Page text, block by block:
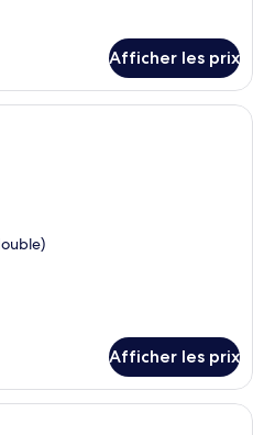
Afficher les prix
Une chambre d’hôtel moderne
Afficher les prix
Une chambre d’hôtel moderne